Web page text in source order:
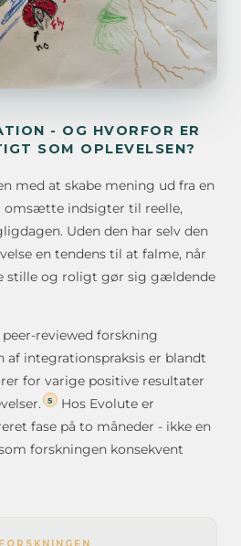
- OG HVORFOR ER
SOM OPLEVELSEN?
med at skabe mening ud fra en
omsætte indsigter til reelle,
Uden den har selv den
en tendens til at falme, når
stille og roligt gør sig gældende
reviewed forskning
integrationspraksis er blandt
for varige positive resultater
5
Hos Evolute er
fase på to måneder - ikke en
forskningen konsekvent